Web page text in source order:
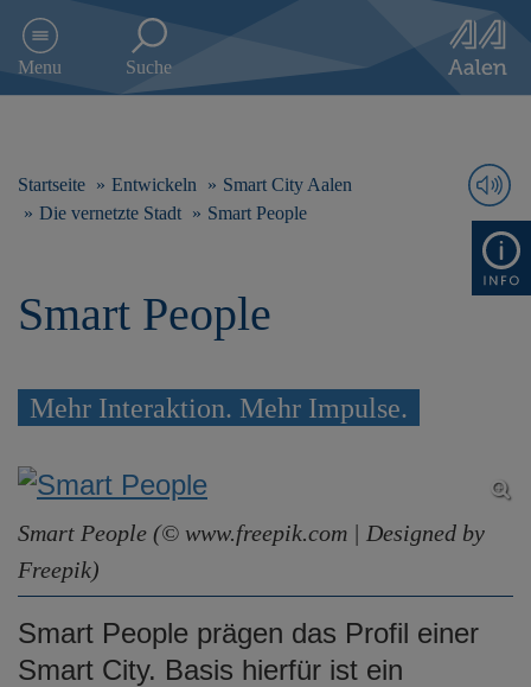
e
p
Menu Suche
Startseite Entwickeln
Smart City Aalen
Die vernetzte Stadt
Smart People
Smart People
Mehr Interaktion. Mehr Impulse.
Smart People (© www.freepik.com | Designed by
Freepik)
Smart People prägen das Profil einer
Smart City. Basis hierfür ist ein